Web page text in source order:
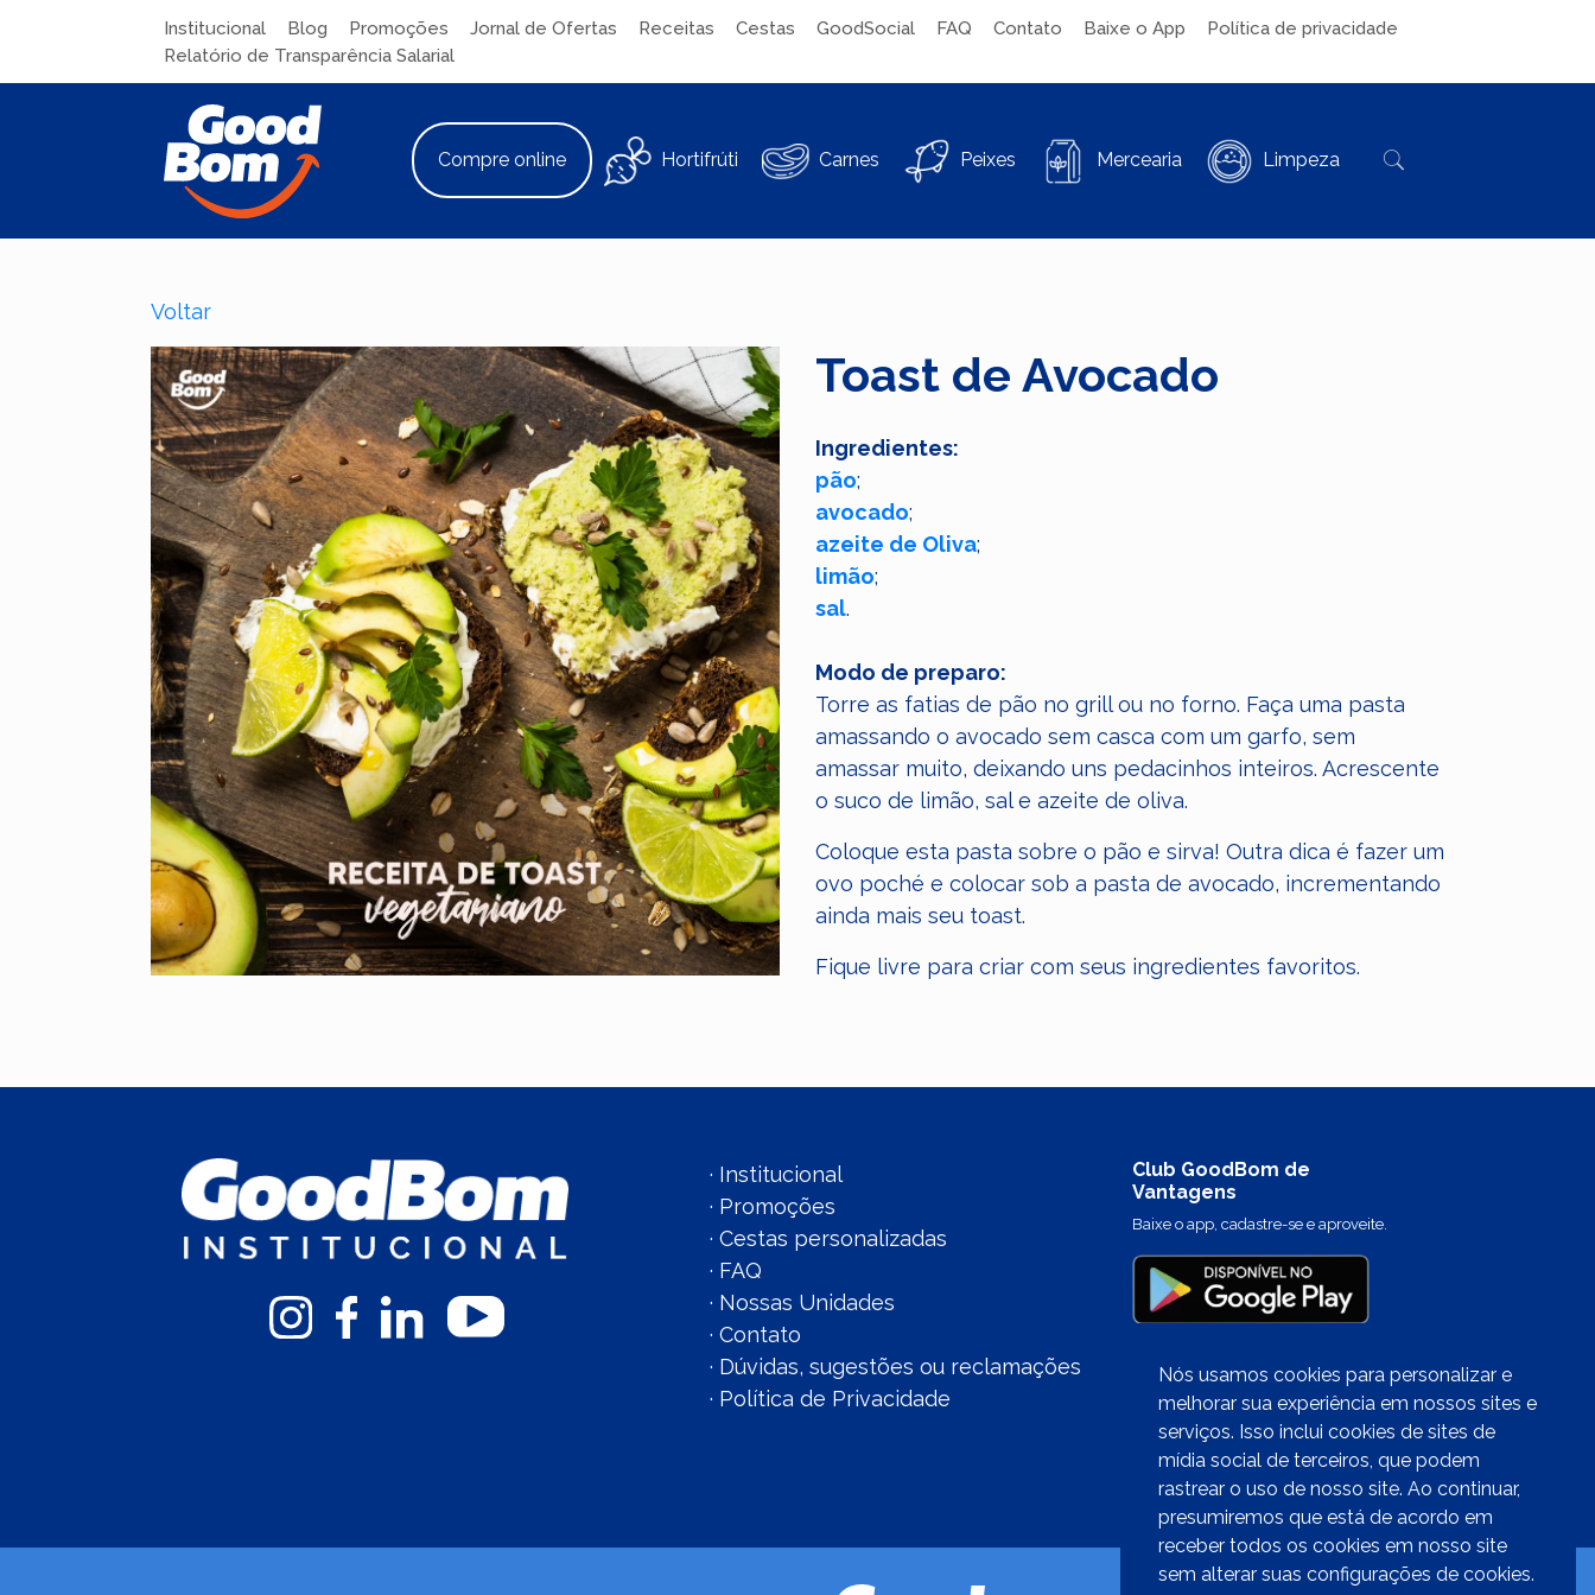
Nós usamos cookies para personalizar e
melhorar sua experiência em nossos sites e
serviços. Isso inclui cookies de sites de
mídia social de terceiros, que podem
rastrear o uso de nosso site. Ao continuar,
presumiremos que está de acordo em
receber todos os cookies em nosso site
sem alterar suas configurações de cookies.
Institucional Blog Promoções Jornal de Ofertas Receitas Cestas GoodSocial FAQ Contato Baixe o App
Política de privacidade
Relatório de Transparência Salarial
Compre online Hortifrúti Carnes Peixes Mercearia Limpeza
Voltar
Toast de Avocado
Ingredientes:
pão;
avocado;
azeite de Oliva;
limão;
sal.
Modo de preparo:
Torre as fatias de pão no grill ou no forno. Faça uma pasta
amassando o avocado sem casca com um garfo, sem
amassar muito, deixando uns pedacinhos inteiros. Acrescente
o suco de limão, sal e azeite de oliva.⠀
Coloque esta pasta sobre o pão e sirva! Outra dica é fazer um
ovo poché e colocar sob a pasta de avocado, incrementando
ainda mais seu toast.
Fique livre para criar com seus ingredientes favoritos.
· Institucional
· Promoções
· Cestas personalizadas
· FAQ
· Nossas Unidades
· Contato
· Dúvidas, sugestões ou reclamações
· Política de Privacidade
Club GoodBom de
Vantagens
Baixe o app, cadastre-se e aproveite.
Quer trabalhar conosco?
clique aqui